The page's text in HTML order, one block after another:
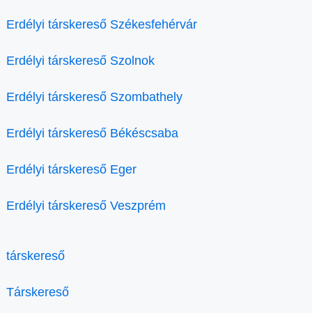
Erdélyi társkereső Székesfehérvár
Erdélyi társkereső Szolnok
Erdélyi társkereső Szombathely
Erdélyi társkereső Békéscsaba
Erdélyi társkereső Eger
Erdélyi társkereső Veszprém
társkereső
Társkereső